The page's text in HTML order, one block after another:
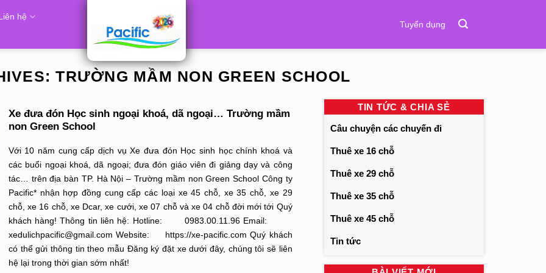
hệ
Tuyển dụng
TRƯỜNG MẦM NON GREEN SCHOOL
Xe đưa đón Học sinh ngoại khoá, dã ngoại… Trường mầm
non Green School
Với 10 năm cung cấp dịch vụ Xe đưa đón Học sinh học chính khoá và
các buổi ngoại khoá, dã ngoại; đưa đón giáo viên đi giảng dạy và công
tác… trên địa bàn TP. Hà Nội – Trường mầm non Green School Công ty
Pacific* nhận hợp đồng cung cấp các loại xe 45 chỗ, xe 35 chỗ, xe 29
chỗ, xe 16 chỗ, xe Dcar, xe cưới, xe 07 chỗ và xe 04 chỗ đời mới tới Quý
khách hàng! Thông tin liên hệ: Hotline: 0983.00.11.96 Email:
xedulichpacific@gmail.com Website: https://xe-pacific.com Quý khách
có thể gửi thông tin theo mẫu Đăng ký đặt xe dưới đây, chúng tôi sẽ liên
hệ lại trong thời gian sớm nhất!
TIN TỨC & CHIA SẺ
Câu chuyện các chuyến đi
Thuê xe 16 chỗ
Thuê xe 29 chỗ
Thuê xe 35 chỗ
Thuê xe 45 chỗ
Tin tức